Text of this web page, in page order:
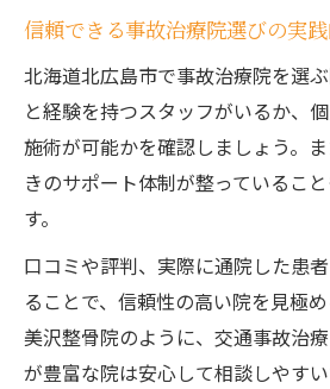
信頼できる事故治療院選びの実
北海道北広島市で事故治療院を選
と経験を持つスタッフがいるか、
施術が可能かを確認しましょう。
きのサポート体制が整っているこ
す。
口コミや評判、実際に通院した患
ることで、信頼性の高い院を見極め
美沢整骨院のように、交通事故治
が豊富な院は安心して相談しやすい